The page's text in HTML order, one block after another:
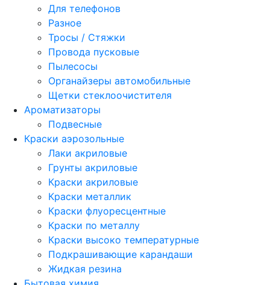
Для телефонов
Разное
Тросы / Стяжки
Провода пусковые
Пылесосы
Органайзеры автомобильные
Щетки стеклоочистителя
Ароматизаторы
Подвесные
Краски аэрозольные
Лаки акриловые
Грунты акриловые
Краски акриловые
Краски металлик
Краски флуоресцентные
Краски по металлу
Краски высоко температурные
Подкрашивающие карандаши
Жидкая резина